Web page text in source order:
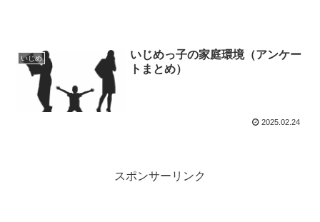
いじめ
いじめっ子の家庭環境（アンケー
トまとめ）
2025.02.24
スポンサーリンク